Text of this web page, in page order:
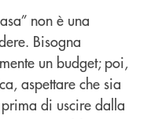
non è una
Bisogna
un budget; poi,
aspettare che sia
di uscire dalla